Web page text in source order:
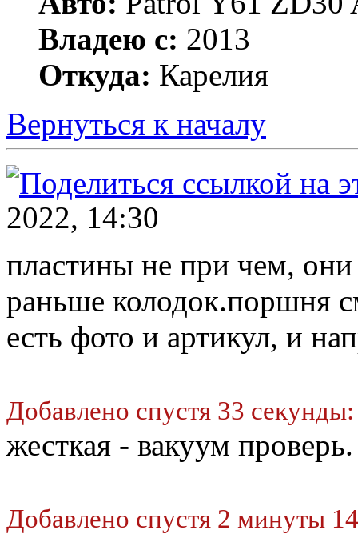
Владею с: 2013
Откуда: Карелия
Вернуться к началу
2022, 14:30
пластины не при чем,
раньше колодок.поршня
есть фото и артикул, и
Добавлено спустя 33 секунды:
жесткая - вакуум проверь.
Добавлено спустя 2 минуты